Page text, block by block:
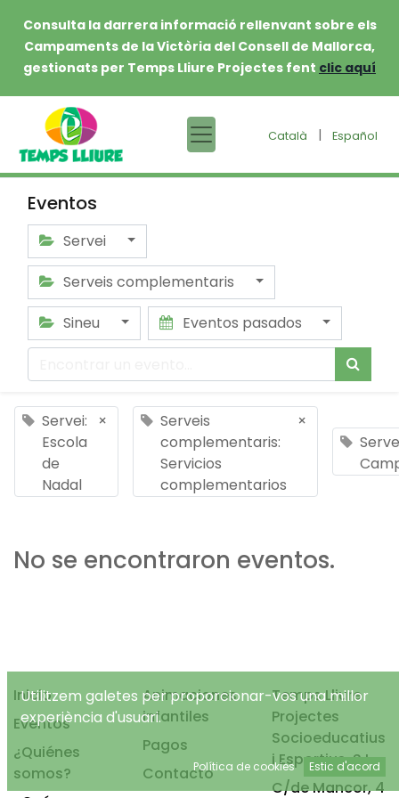
Consulta la darrera informació rellenvant sobre els
Campaments de la Victòria del Consell de Mallorca,
gestionats per Temps Lliure Projectes fent clic aquí
Català | Español
Eventos
Servei
Serveis complementaris
Sineu
Eventos pasados
Servei:
Escola
de
Nadal
×
Serveis
complementaris:
Servicios
complementarios
×
No se encontraron eventos.
Inicio
Eventos
¿Quiénes
somos?
Animaciones
infantiles
Pagos
Contacto
Temps Lliure
Projectes
Socioeducatius
i Esportius, S.L.
C/de Mancor, 4
Utilitzem galetes per proporcionar-vos una millor
experiència d'usuari.
Política de cookies Estic d'acord